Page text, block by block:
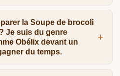
la Soupe de brocoli
Je suis du genre
Obélix devant un
du temps.